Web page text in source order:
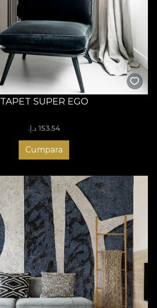
TAPET SUPER EGO
153.54 د.إ.‏
Cumpara